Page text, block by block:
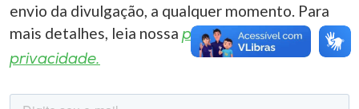
envio da divulgação, a qualquer momento. Para
mais detalhes, leia nossa política de
privacidade.